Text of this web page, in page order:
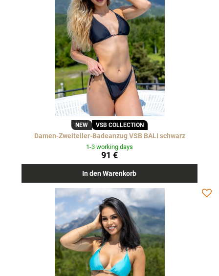
NEW VSB COLLECTION
Damen-Zweiteiler-Badeanzug VSB BALI schwarz
1-3 working days
91 €
In den Warenkorb